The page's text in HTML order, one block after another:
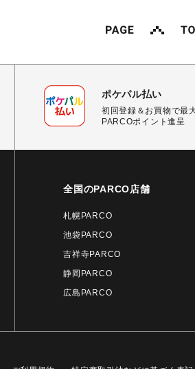
ポケパル払い
初回登録＆お買物で最
PARCOポイント進呈
全国のPARCO店舗
札幌PARCO
池袋PARCO
吉祥寺PARCO
静岡PARCO
広島PARCO